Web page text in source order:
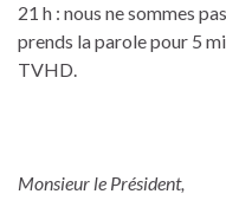
21 h : nous ne sommes
prends la parole pour 5
TVHD.
Ci-après,
Monsieur le Président,